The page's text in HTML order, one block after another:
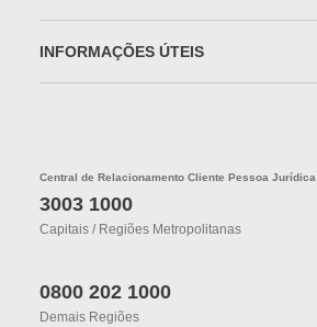
INFORMAÇÕES ÚTEIS
Central de Relacionamento Cliente Pessoa Jurídica
3003 1000
Capitais / Regiões Metropolitanas
0800 202 1000
Demais Regiões